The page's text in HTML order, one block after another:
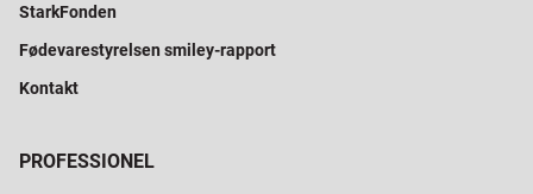
StarkFonden
Fødevarestyrelsen smiley-rapport
Kontakt
PROFESSIONEL